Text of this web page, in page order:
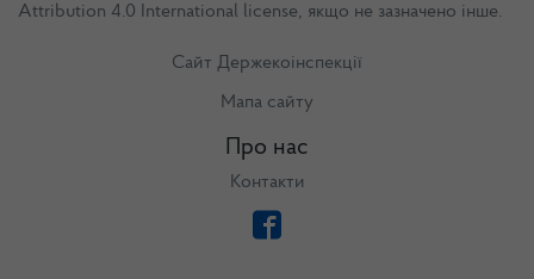
Attribution 4.0 International license, якщо не зазначено інше.
Сайт Держекоінспекції
Мапа сайту
Про нас
Контакти